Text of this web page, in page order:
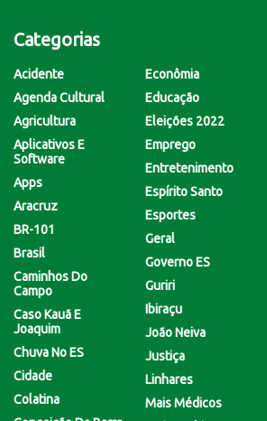
Categorias
Acidente
Agenda Cultural
Agricultura
Aplicativos E
Software
Apps
Aracruz
BR-101
Brasil
Caminhos Do
Campo
Caso Kauã E
Joaquim
Chuva No ES
Cidade
Colatina
Econômia
Educação
Eleições 2022
Emprego
Entretenimento
Espírito Santo
Esportes
Geral
Governo ES
Guriri
Ibiraçu
João Neiva
Justiça
Linhares
Mais Médicos